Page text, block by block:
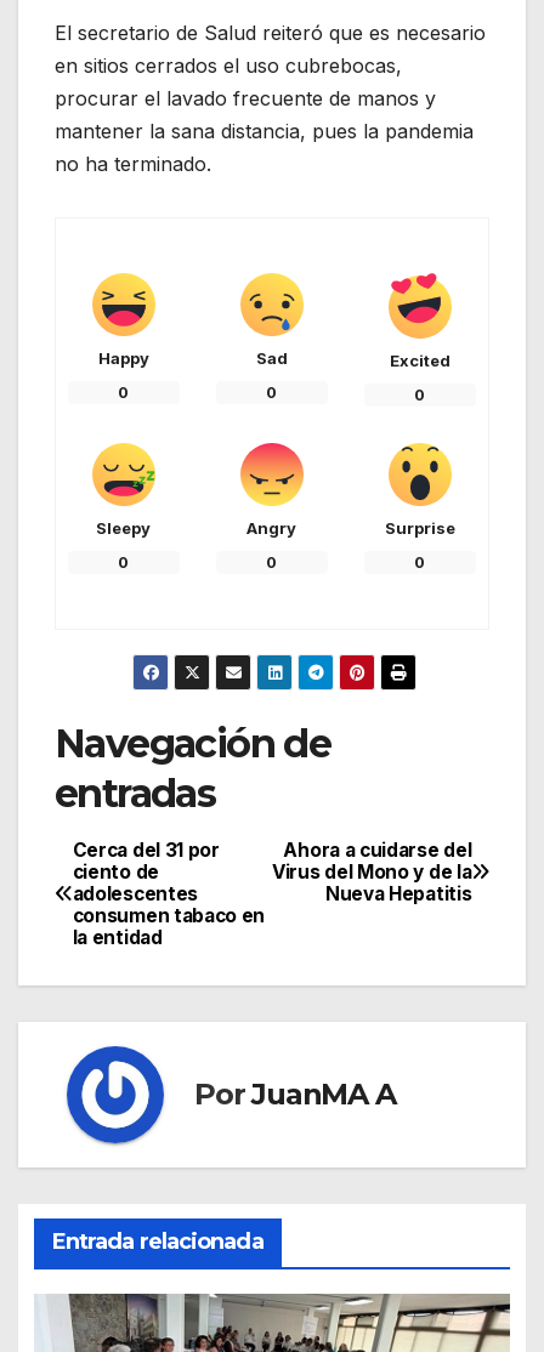
El secretario de Salud reiteró que es necesario
en sitios cerrados el uso cubrebocas,
procurar el lavado frecuente de manos y
mantener la sana distancia, pues la pandemia
no ha terminado.
Happy
0
Sad
0
Excited
0
Sleepy
0
Angry
0
Surprise
0
Navegación de
entradas
Ahora a cuidarse del
Virus del Mono y de la
Nueva Hepatitis
Cerca del 31 por
ciento de
adolescentes
consumen tabaco en
la entidad
PorJuanMA A
Entrada relacionada